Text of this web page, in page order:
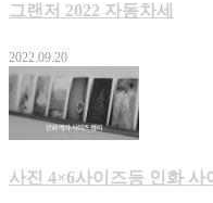
그랜저 2022 자동차세
2022.09.20
사진 4×6사이즈등 인화